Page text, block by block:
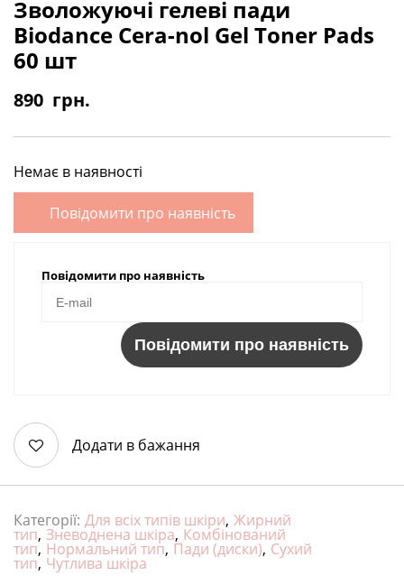
Зволожуючі гелеві пади
Biodance Cera-nol Gel Toner Pads
60 шт
890 грн.
Немає в наявності
Повідомити про наявність
Повідомити про наявність
Повідомити про наявність
Додати в бажання
Категорії: Для всіх типів шкіри, Жирний
тип, Зневоднена шкіра, Комбінований
тип, Нормальний тип, Пади (диски), Сухий
тип, Чутлива шкіра